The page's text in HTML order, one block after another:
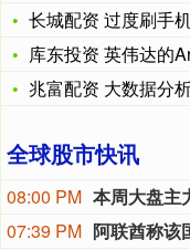
长城配资 过度刷手机
库东投资 英伟达的
兆富配资 大数据分
全球股市快讯
08:00 PM
07:39 PM 阿联酋称该